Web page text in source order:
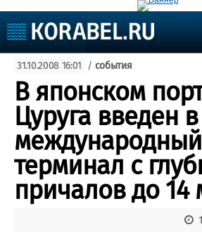
Судоходство
Судоремонт
События
Пресс-релизы
Порты
Рыболовство
ВМФ
Образование
Яхты и катера
Еще
Судостроение
Доска
31.10.2008 16:01 / события
В японском
Цуруга введен
международный
терминал с
причалов до 14